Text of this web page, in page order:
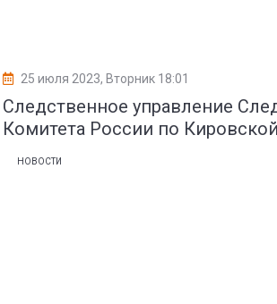
25 июля 2023, Вторник 18:01
Следственное управление
Комитета России по
НОВОСТИ